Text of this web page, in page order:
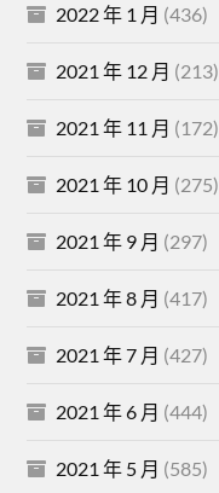
2022 年 1 月 (436)
2021 年 12 月 (213)
2021 年 11 月 (172)
2021 年 10 月 (275)
2021 年 9 月 (297)
2021 年 8 月 (417)
2021 年 7 月 (427)
2021 年 6 月 (444)
2021 年 5 月 (585)